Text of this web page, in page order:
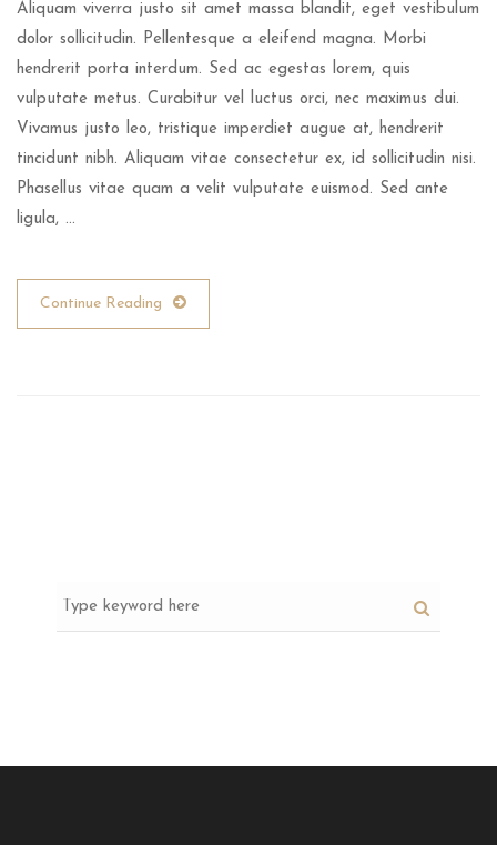
Aliquam viverra justo sit amet massa blandit, eget vestibulum
dolor sollicitudin. Pellentesque a eleifend magna. Morbi
hendrerit porta interdum. Sed ac egestas lorem, quis
vulputate metus. Curabitur vel luctus orci, nec maximus dui.
Vivamus justo leo, tristique imperdiet augue at, hendrerit
tincidunt nibh. Aliquam vitae consectetur ex, id sollicitudin nisi.
Phasellus vitae quam a velit vulputate euismod. Sed ante
ligula, …
Continue Reading